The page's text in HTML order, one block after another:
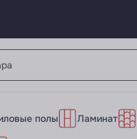
полы Ламинат